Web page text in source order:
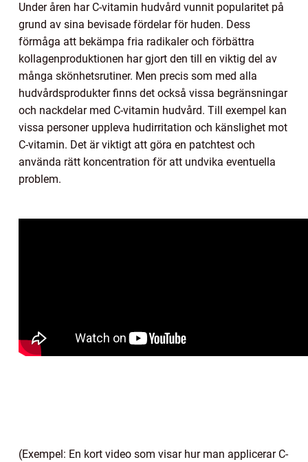
Under åren har C-vitamin hudvård vunnit popularitet på
grund av sina bevisade fördelar för huden. Dess
förmåga att bekämpa fria radikaler och förbättra
kollagenproduktionen har gjort den till en viktig del av
många skönhetsrutiner. Men precis som med alla
hudvårdsprodukter finns det också vissa begränsningar
och nackdelar med C-vitamin hudvård. Till exempel kan
vissa personer uppleva hudirritation och känslighet mot
C-vitamin. Det är viktigt att göra en patchtest och
använda rätt koncentration för att undvika eventuella
problem.
(Exempel: En kort video som visar hur man applicerar C-